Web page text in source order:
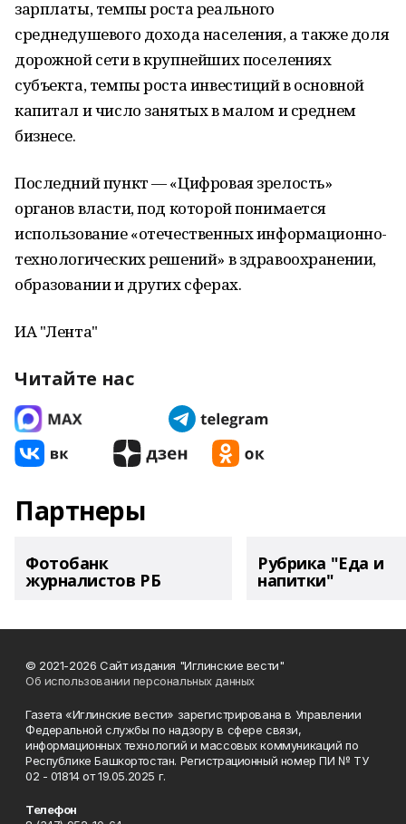
зарплаты, темпы роста реального
среднедушевого дохода населения, а также доля
дорожной сети в крупнейших поселениях
субъекта, темпы роста инвестиций в основной
капитал и число занятых в малом и среднем
бизнесе.
Последний пункт — «Цифровая зрелость»
органов власти, под которой понимается
использование «отечественных информационно-
технологических решений» в здравоохранении,
образовании и других сферах.
ИА "Лента"
Читайте нас
Партнеры
Фотобанк
журналистов РБ
Рубрика "Еда и
напитки"
© 2021-2026 Сайт издания "Иглинские вести"
Об использовании персональных данных
Газета «Иглинские вести» зарегистрирована в Управлении
Федеральной службы по надзору в сфере связи,
информационных технологий и массовых коммуникаций по
Республике Башкортостан. Регистрационный номер ПИ № ТУ
02 - 01814 от 19.05.2025 г.
Телефон